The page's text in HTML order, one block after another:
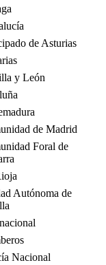
de Asturias
y León
de Madrid
Foral de
Autónoma de
Nacional